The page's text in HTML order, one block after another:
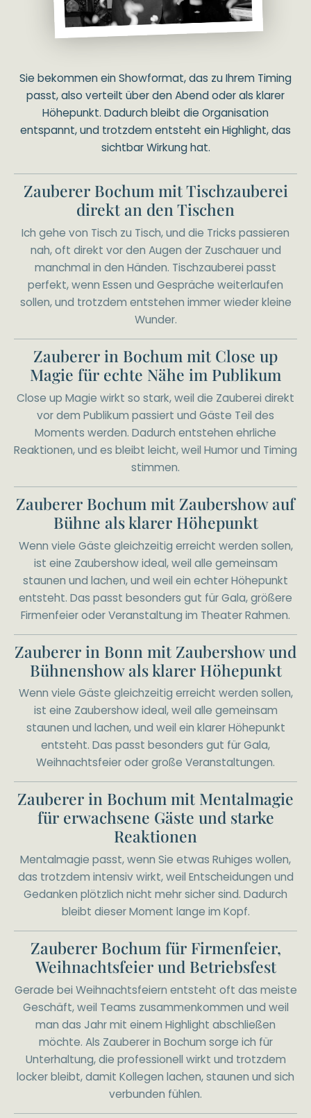
Sie bekommen ein Showformat, das zu Ihrem Timing
passt, also verteilt über den Abend oder als klarer
Höhepunkt. Dadurch bleibt die Organisation
entspannt, und trotzdem entsteht ein Highlight, das
sichtbar Wirkung hat.
Zauberer Bochum mit Tischzauberei
direkt an den Tischen
Ich gehe von Tisch zu Tisch, und die Tricks passieren
nah, oft direkt vor den Augen der Zuschauer und
manchmal in den Händen. Tischzauberei passt
perfekt, wenn Essen und Gespräche weiterlaufen
sollen, und trotzdem entstehen immer wieder kleine
Wunder.
Zauberer in Bochum mit Close up
Magie für echte Nähe im Publikum
Close up Magie wirkt so stark, weil die Zauberei direkt
vor dem Publikum passiert und Gäste Teil des
Moments werden. Dadurch entstehen ehrliche
Reaktionen, und es bleibt leicht, weil Humor und Timing
stimmen.
Zauberer Bochum mit Zaubershow auf
Bühne als klarer Höhepunkt
Wenn viele Gäste gleichzeitig erreicht werden sollen,
ist eine Zaubershow ideal, weil alle gemeinsam
staunen und lachen, und weil ein echter Höhepunkt
entsteht. Das passt besonders gut für Gala, größere
Firmenfeier oder Veranstaltung im Theater Rahmen.
Zauberer in Bonn mit Zaubershow und
Bühnenshow als klarer Höhepunkt
Wenn viele Gäste gleichzeitig erreicht werden sollen,
ist eine Zaubershow ideal, weil alle gemeinsam
staunen und lachen, und weil ein klarer Höhepunkt
entsteht. Das passt besonders gut für Gala,
Weihnachtsfeier oder große Veranstaltungen.
Zauberer in Bochum mit Mentalmagie
für erwachsene Gäste und starke
Reaktionen
Mentalmagie passt, wenn Sie etwas Ruhiges wollen,
das trotzdem intensiv wirkt, weil Entscheidungen und
Gedanken plötzlich nicht mehr sicher sind. Dadurch
bleibt dieser Moment lange im Kopf.
Zauberer Bochum für Firmenfeier,
Weihnachtsfeier und Betriebsfest
Gerade bei Weihnachtsfeiern entsteht oft das meiste
Geschäft, weil Teams zusammenkommen und weil
man das Jahr mit einem Highlight abschließen
möchte. Als Zauberer in Bochum sorge ich für
Unterhaltung, die professionell wirkt und trotzdem
locker bleibt, damit Kollegen lachen, staunen und sich
verbunden fühlen.